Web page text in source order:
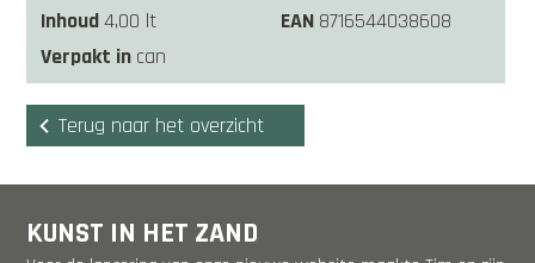
4,00 lt
8716544038608
can
Terug naar het overzicht
KUNST IN HET ZAND